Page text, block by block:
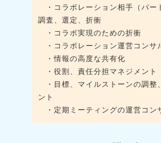
・コラボレーション相手（パー
調査、選定、折衝
・コラボ実現のための折衝
・コラボレーション運営コンサ
・情報の高度な共有化
・役割、責任分担マネジメント
・目標、マイルストーンの調整
ント
・定期ミーティングの運営コン